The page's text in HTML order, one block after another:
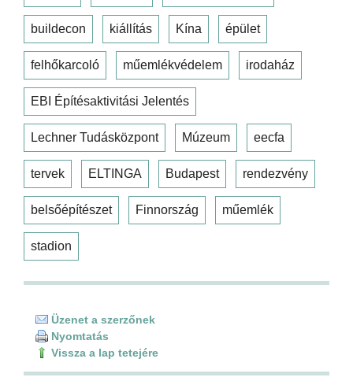
buildecon kiállítás Kína épület
felhőkarcoló műemlékvédelem irodaház
EBI Építésaktivitási Jelentés
Lechner Tudásközpont Múzeum eecfa
tervek ELTINGA Budapest rendezvény
belsőépítészet Finnország műemlék
stadion
Üzenet a szerzőnek
Nyomtatás
Vissza a lap tetejére